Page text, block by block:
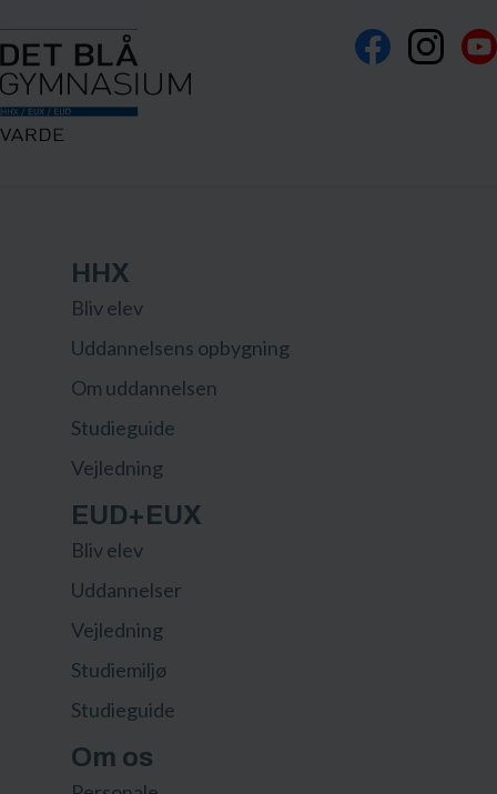
HHX
Bliv elev
Uddannelsens opbygning
Om uddannelsen
Studieguide
Vejledning
EUD+EUX
Bliv elev
Uddannelser
Vejledning
Studiemiljø
Studieguide
Om os